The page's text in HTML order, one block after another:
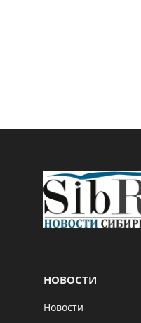
НОВОСТИ
Новости